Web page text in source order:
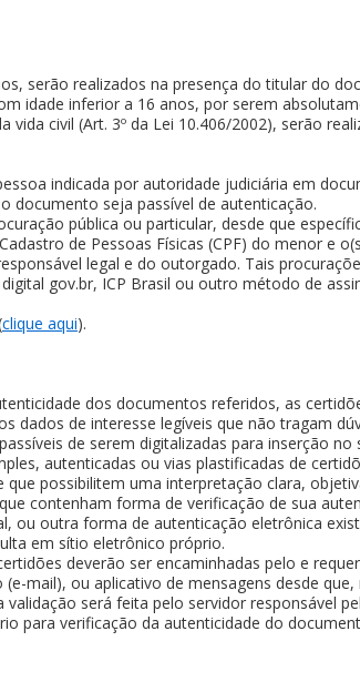
serão realizados na presença do titular do
idade inferior a 16 anos, por serem
vida civil (Art. 3º da Lei 10.406/2002), serão
indicada por autoridade judiciária em
documento seja passível de autenticação.
pública ou particular, desde que
de Pessoas Físicas (CPF) do menor e
legal e do outorgado. Tais
gov.br, ICP Brasil ou outro método de
clique aqui).
dos documentos referidos, as
dados de interesse legíveis que não tragam
de serem digitalizadas para inserção no
autenticadas ou vias plastificadas de
que possibilitem uma interpretação clara,
contenham forma de verificação de sua
ou outra forma de autenticação eletrônica
em sítio eletrônico próprio.
deverão ser encaminhadas pelo e
mail), ou aplicativo de mensagens desde
validação será feita pelo servidor responsável
para verificação da autenticidade do